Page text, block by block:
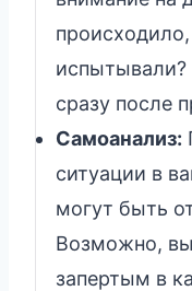
испытывали?
сразу после
Самоанализ:
ситуации в
могут быть
Возможно, вы
запертым в